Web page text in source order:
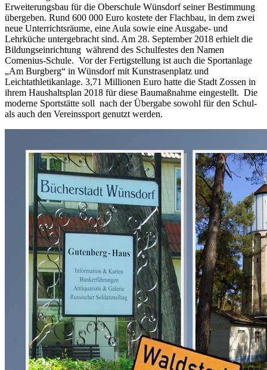
Erweiterungsbau für die Oberschule Wünsdorf seiner Bestimmung
übergeben. Rund 600 000 Euro kostete der Flachbau, in dem zwei
neue Unterrichtsräume, eine Aula sowie eine Ausgabe- und
Lehrküche untergebracht sind. Am 28. September 2018 erhielt die
Bildungseinrichtung während des Schulfestes den Namen
Comenius-Schule. Vor der Fertigstellung ist auch die Sportanlage
„Am Burgberg“ in Wünsdorf mit Kunstrasenplatz und
Leichtathletikanlage. 3,71 Millionen Euro hatte die Stadt Zossen in
ihrem Haushaltsplan 2018 für diese Baumaßnahme eingestellt. Die
moderne Sportstätte soll nach der Übergabe sowohl für den Schul-
als auch den Vereinssport genutzt werden.